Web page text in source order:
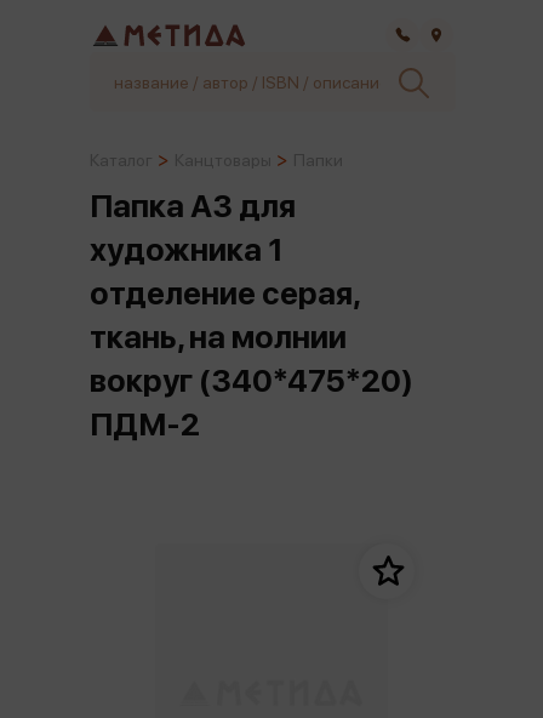
Папка А3 для
художника 1
отделение серая,
ткань, на молнии
вокруг (340*475*20)
ПДМ-2